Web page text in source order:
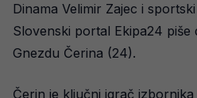
Dinama Velimir Zajec i
Slovenski portal Ekipa24 piše
Gnezdu Čerina (24).
Čerin je ključni igrač